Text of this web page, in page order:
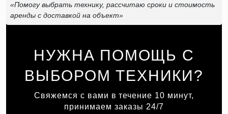
НУЖНА ПОМОЩЬ С
ВЫБОРОМ ТЕХНИКИ?
Свяжемся с вами в течение 10 минут,
принимаем заказы 24/7
«Помогу выбрать технику, рассчитаю сроки и стоимость
аренды с доставкой на объект»